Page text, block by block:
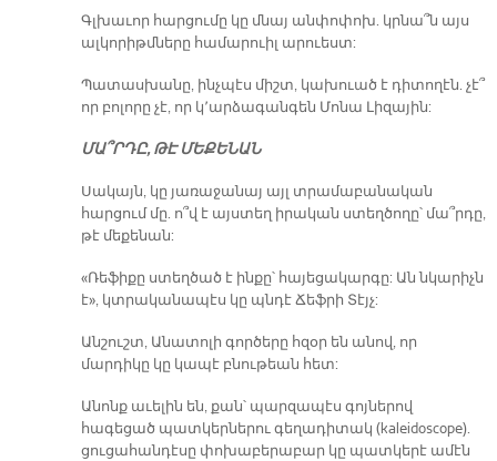
Գլխաւոր հարցումը կը մնայ անփոփոխ. կրնա՞ն այս
ալկորիթմները համարուիլ արուեստ:
Պատասխանը, ինչպէս միշտ, կախուած է դիտողէն. չէ՞
որ բոլորը չէ, որ կ՚արձագանգեն Մոնա Լիզային:
ՄԱ՞ՐԴԸ, ԹԷ ՄԵՔԵՆԱՆ
Սակայն, կը յառաջանայ այլ տրամաբանական
հարցում մը. ո՞վ է այստեղ իրական ստեղծողը՝ մա՞րդը,
թէ մեքենան:
«Ռեֆիքը ստեղծած է ինքը՝ հայեցակարգը: Ան նկարիչն
է», կտրականապէս կը պնդէ Ճեֆրի Տէյչ:
Անշուշտ, Անատոլի գործերը հզօր են անով, որ
մարդիկը կը կապէ բնութեան հետ:
Անոնք աւելին են, քան՝ պարզապէս գոյներով
հագեցած պատկերներու գեղադիտակ (kaleidoscope).
ցուցահանդէսը փոխաբերաբար կը պատկերէ ամէն